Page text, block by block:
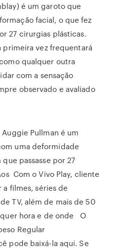
é um garoto que
facial, o que fez
27 cirurgias plásticas.
primeira vez frequentará
qualquer outra
com a sensação
observado e avaliado
Pullman é um
uma deformidade
passasse por 27
Com o Vivo Play, cliente
a filmes, séries de
TV, além de mais de 50
hora e de onde O
Regular
pode baixá-la aqui. Se